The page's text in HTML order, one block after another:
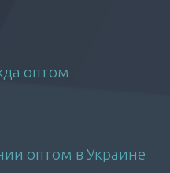
оптом
оптом в Украине